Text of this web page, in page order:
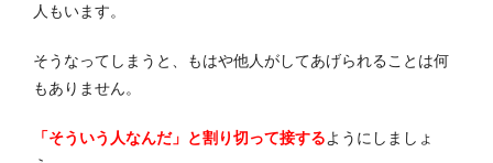
人もいます。
そうなってしまうと、もはや他人がしてあげられることは何
もありません。
「そういう人なんだ」と割り切って接するようにしましょ